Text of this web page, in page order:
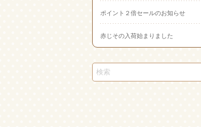
ポイント２倍セールのお知らせ
赤じその入荷始まりました